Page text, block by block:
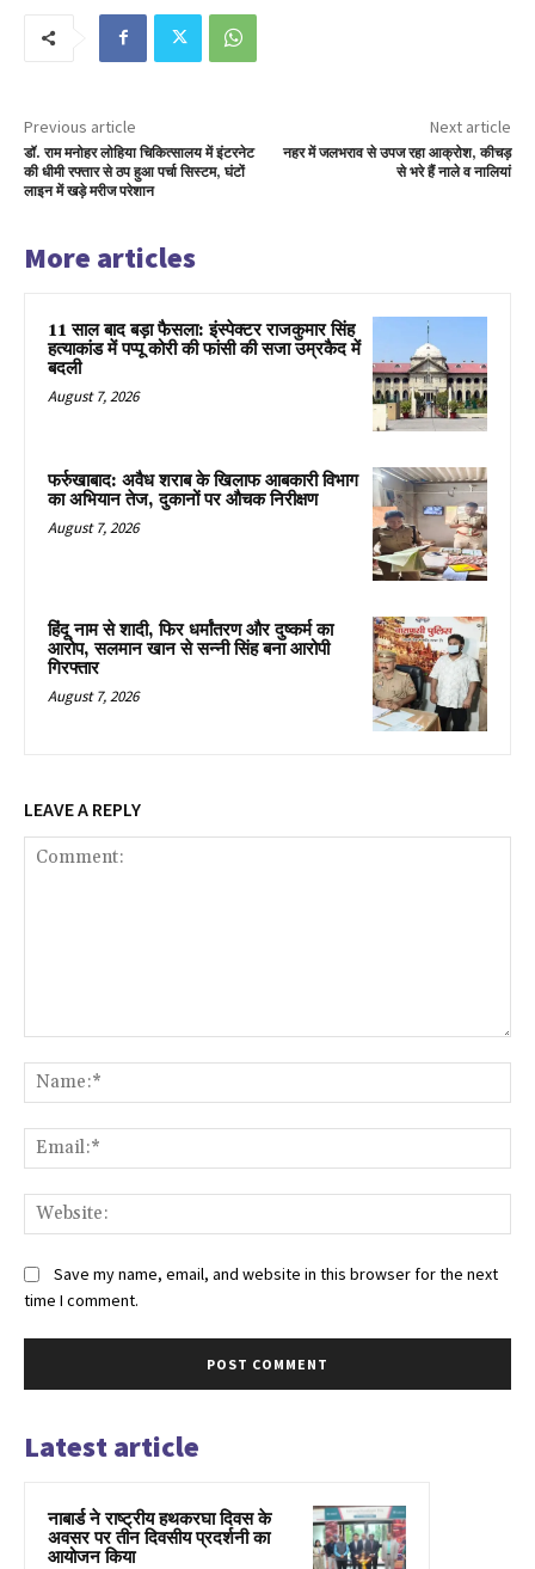
Previous article
डॉ. राम मनोहर लोहिया चिकित्सालय में इंटरनेट
की धीमी रफ्तार से ठप हुआ पर्चा सिस्टम, घंटों
लाइन में खड़े मरीज परेशान
Next article
नहर में जलभराव से उपज रहा आक्रोश, कीचड़
से भरे हैं नाले व नालियां
More articles
11 साल बाद बड़ा फैसला: इंस्पेक्टर राजकुमार सिंह
हत्याकांड में पप्पू कोरी की फांसी की सजा उम्रकैद में
बदली
August 7, 2026
फर्रुखाबाद: अवैध शराब के खिलाफ आबकारी विभाग
का अभियान तेज, दुकानों पर औचक निरीक्षण
August 7, 2026
हिंदू नाम से शादी, फिर धर्मांतरण और दुष्कर्म का
आरोप, सलमान खान से सन्नी सिंह बना आरोपी
गिरफ्तार
August 7, 2026
LEAVE A REPLY
Save my name, email, and website in this browser for the next
time I comment.
Latest article
नाबार्ड ने राष्ट्रीय हथकरघा दिवस के
अवसर पर तीन दिवसीय प्रदर्शनी का
आयोजन किया